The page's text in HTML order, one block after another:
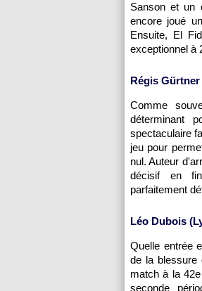
Sanson et un
encore joué
Ensuite, El
exceptionnel à
Régis
Comme
déterminant
spectaculaire
jeu pour
nul. Auteur
décisif en
parfaitement
Léo Dubois
Quelle entrée
de la blessure
match à la
seconde